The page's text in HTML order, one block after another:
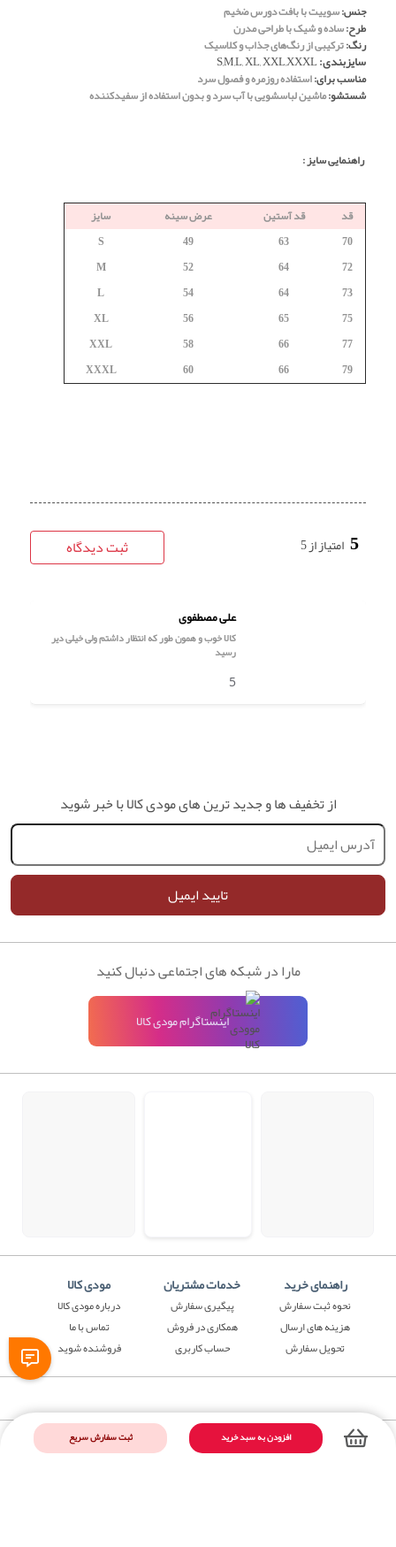
جنس:سوییت با بافت دورس ضخیم
طرح:ساده و شیک با طراحی مدرن
رنگ:ترکیبی از رنگ‌های جذاب و کلاسیک
سایزبندی:
مناسب برای:استفاده روزمره و فصول سرد
شستشو:ماشین لباسشویی با آب سرد و بدون استفاده از سفیدکننده
راهنمایی سایز :
قد قد آستین عرض سینه
سایز
70
63
49
S
72
64
52
M
73
64
54
L
75
65
56
XL
77
66
58
XXL
79
66
60
XXXL
5 امتیاز از 5 ثبت دیدگاه
علی مصطفوی
کالا خوب و همون طور که انتظار داشتم ولی خیلی دیر
رسید
5
افزودن به سبد خرید ثبت سفارش سریع
از تخفیف ها و جدید ترین های مودی کالا با خبر شوید
تایید ایمیل
مارا در شبکه های اجتماعی دنبال کنید
اینستاگرام مودی کالا
راهنمای خرید
نحوه ثبت سفارش
هزینه های ارسال
تحویل سفارش
خدمات مشتریان
پیگیری سفارش
همکاری در فروش
حساب کاربری
مودی کالا
درباره مودی کالا
تماس با ما
فروشنده شوید
فروشگاه اینترنتی مودی کالا ، مقصد خرید های هدفمند